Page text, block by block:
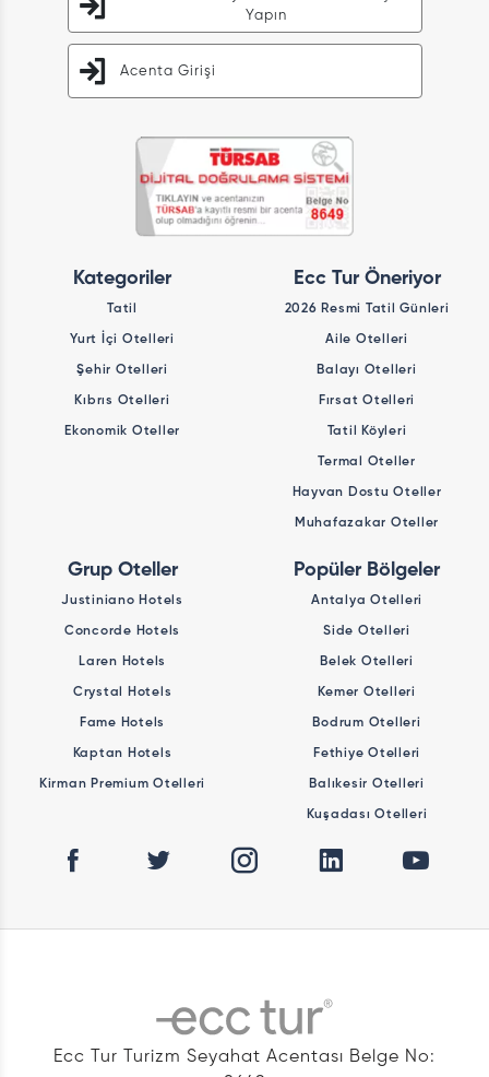
Yapın
Acenta Girişi
Kategoriler
Tatil
Yurt İçi Otelleri
Şehir Otelleri
Kıbrıs Otelleri
Ekonomik Oteller
Ecc Tur Öneriyor
2026 Resmi Tatil Günleri
Aile Otelleri
Balayı Otelleri
Fırsat Otelleri
Tatil Köyleri
Termal Oteller
Hayvan Dostu Oteller
Muhafazakar Oteller
Grup Oteller
Justiniano Hotels
Concorde Hotels
Laren Hotels
Crystal Hotels
Fame Hotels
Kaptan Hotels
Kirman Premium Otelleri
Popüler Bölgeler
Antalya Otelleri
Side Otelleri
Belek Otelleri
Kemer Otelleri
Bodrum Otelleri
Fethiye Otelleri
Balıkesir Otelleri
Kuşadası Otelleri
Ecc Tur Turizm Seyahat Acentası Belge No: